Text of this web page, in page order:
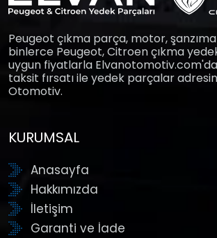
Peugeot çıkma parça, motor,
binlerce Peugeot, Citroen çıkma
uygun fiyatlarla
taksit fırsatı ile yedek parçalar
Otomotiv.
KURUMSAL
Anasayfa
Hakkımızda
İletişim
Garanti ve İade